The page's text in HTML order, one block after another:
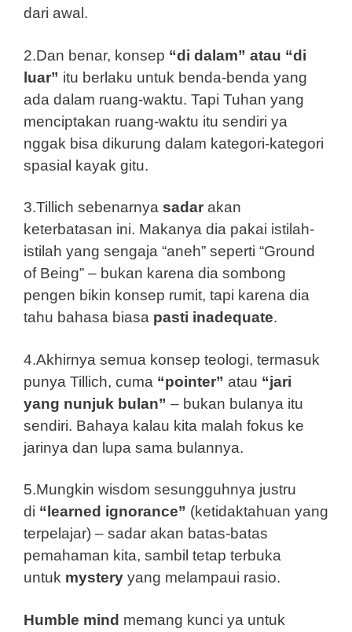
dari awal.
2.Dan benar, konsep “di dalam” atau “di
luar” itu berlaku untuk benda-benda yang
ada dalam ruang-waktu. Tapi Tuhan yang
menciptakan ruang-waktu itu sendiri ya
nggak bisa dikurung dalam kategori-kategori
spasial kayak gitu.
3.Tillich sebenarnya sadar akan
keterbatasan ini. Makanya dia pakai istilah-
istilah yang sengaja “aneh” seperti “Ground
of Being” – bukan karena dia sombong
pengen bikin konsep rumit, tapi karena dia
tahu bahasa biasa pasti inadequate.
4.Akhirnya semua konsep teologi, termasuk
punya Tillich, cuma “pointer” atau “jari
yang nunjuk bulan” – bukan bulanya itu
sendiri. Bahaya kalau kita malah fokus ke
jarinya dan lupa sama bulannya.
5.Mungkin wisdom sesungguhnya justru
di “learned ignorance” (ketidaktahuan yang
terpelajar) – sadar akan batas-batas
pemahaman kita, sambil tetap terbuka
untuk mystery yang melampaui rasio.
Humble mind memang kunci ya untuk